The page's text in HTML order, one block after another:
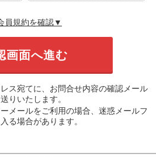
員規約を確認▼
ス宛てに、お問合せ内容の確認メール
りいたします。
メールをご利用の場合、迷惑メールフ
る場合があります。